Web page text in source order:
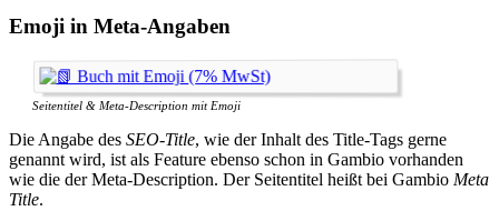
Emoji in Meta-Angaben
Seitentitel & Meta-Description mit Emoji
Die Angabe des SEO-Title, wie der Inhalt des Title-Tags gerne
genannt wird, ist als Feature ebenso schon in Gambio vorhanden
wie die der Meta-Description. Der Seitentitel heißt bei Gambio Meta
Title.